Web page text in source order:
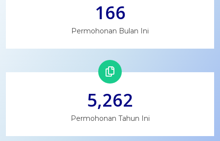
166
Permohonan Bulan Ini
5,262
Permohonan Tahun Ini